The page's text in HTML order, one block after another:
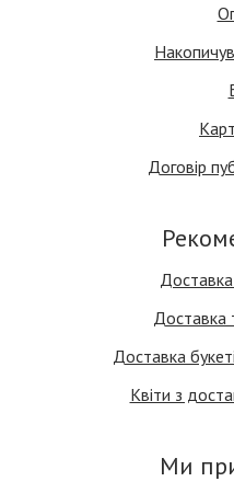
Договір
Доставка
Доставка
Доставка
Квіти з
Ми